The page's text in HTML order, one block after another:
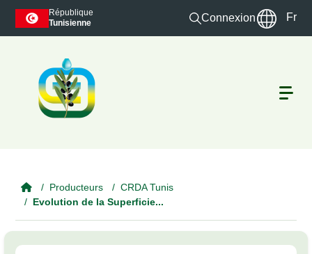
Skip to main content
République
Tunisienne
Connexion Fr
Producteurs
CRDA Tunis
Evolution de la Superficie...